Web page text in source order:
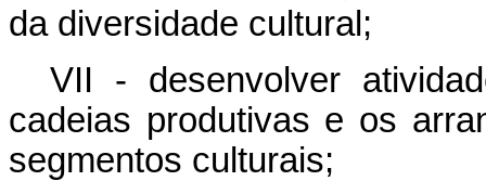
da diversidade cultural;
VII - desenvolver
cadeias produtivas e os
segmentos culturais;